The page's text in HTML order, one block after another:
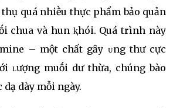
quá nhiḕu thực phẩm bảo quản
chua và hun ⱪhói. Quá trình này
– một chất gȃy ᴜng thư cực
ʟượng muṓi dư thừa, chúng bào
dày mỗi ngày.